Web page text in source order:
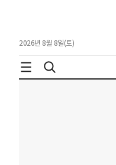
2026년 8월 8일(토)